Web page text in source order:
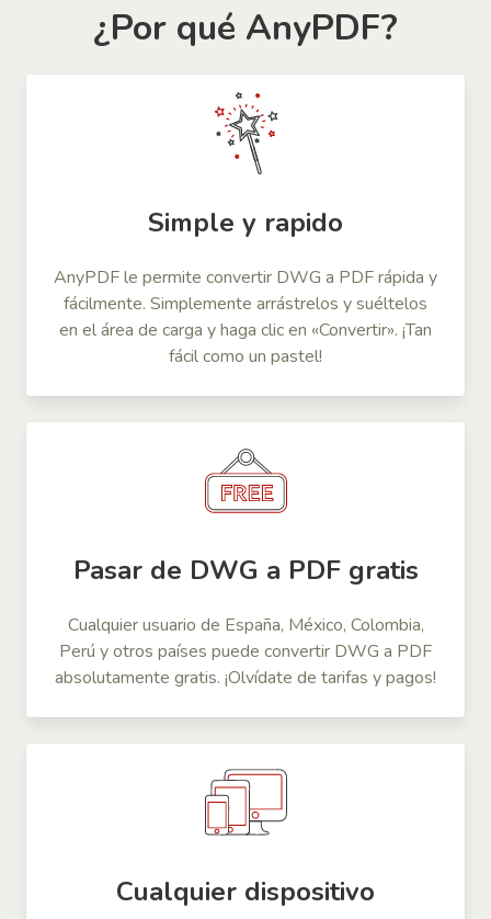
¿Por qué AnyPDF?
Simple y rapido
AnyPDF le permite convertir DWG a PDF rápida y
fácilmente. Simplemente arrástrelos y suéltelos
en el área de carga y haga clic en «Convertir». ¡Tan
fácil como un pastel!
Pasar de DWG a PDF gratis
Cualquier usuario de España, México, Colombia,
Perú y otros países puede convertir DWG a PDF
absolutamente gratis. ¡Olvídate de tarifas y pagos!
Cualquier dispositivo